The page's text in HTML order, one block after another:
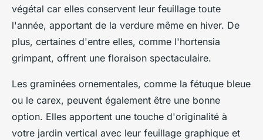
végétal car elles conservent leur feuillage toute
l'année, apportant de la verdure même en hiver. De
plus, certaines d'entre elles, comme l'hortensia
grimpant, offrent une floraison spectaculaire.
Les graminées ornementales, comme la fétuque bleue
ou le carex, peuvent également être une bonne
option. Elles apportent une touche d'originalité à
votre jardin vertical avec leur feuillage graphique et